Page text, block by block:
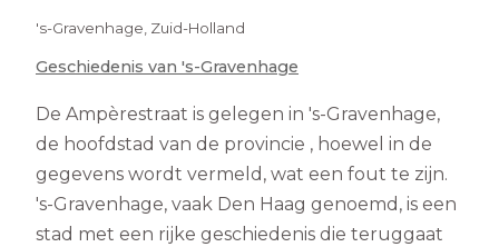
's-Gravenhage, Zuid-Holland
Geschiedenis van 's-Gravenhage
De Ampèrestraat is gelegen in 's-Gravenhage,
de hoofdstad van de provincie , hoewel in de
gegevens wordt vermeld, wat een fout te zijn.
's-Gravenhage, vaak Den Haag genoemd, is een
stad met een rijke geschiedenis die teruggaat